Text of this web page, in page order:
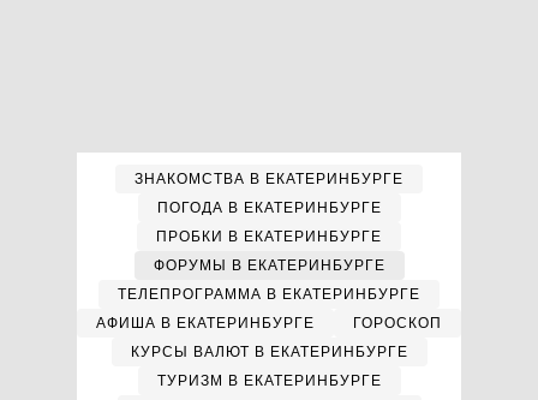
ЗНАКОМСТВА В ЕКАТЕРИНБУРГЕ
ПОГОДА В ЕКАТЕРИНБУРГЕ
ПРОБКИ В ЕКАТЕРИНБУРГЕ
ФОРУМЫ В ЕКАТЕРИНБУРГЕ
ТЕЛЕПРОГРАММА В ЕКАТЕРИНБУРГЕ
АФИША В ЕКАТЕРИНБУРГЕ
ГОРОСКОП
КУРСЫ ВАЛЮТ В ЕКАТЕРИНБУРГЕ
ТУРИЗМ В ЕКАТЕРИНБУРГЕ